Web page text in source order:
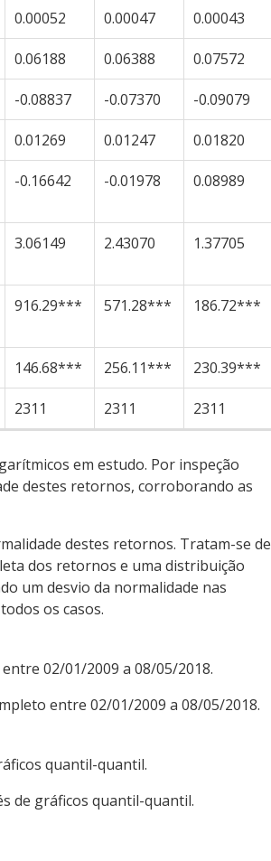
0.00052 0.00047 0.00043
0.06188 0.06388 0.07572
-0.08837 -0.07370 -0.09079
0.01269 0.01247 0.01820
-0.16642 -0.01978 0.08989
3.06149 2.43070 1.37705
916.29*** 571.28*** 186.72***
146.68*** 256.11*** 230.39***
2311 2311 2311
em estudo. Por inspeção
destes retornos, corroborando as
destes retornos. Tratam-se de
dos retornos e uma distribuição
um desvio da normalidade nas
os casos.
entre 02/01/2009 a 08/05/2018.
de gráficos quantil-quantil.